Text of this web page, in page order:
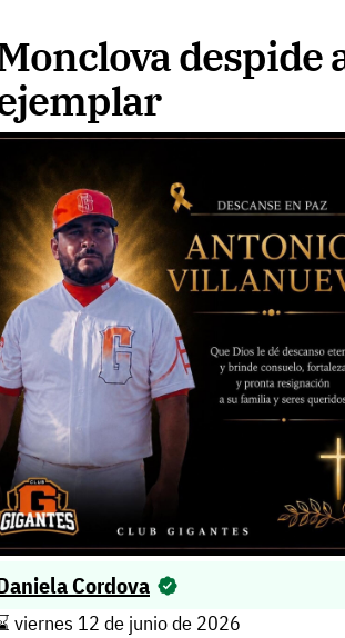
despide
Cordova
viernes 12 de junio de 2026